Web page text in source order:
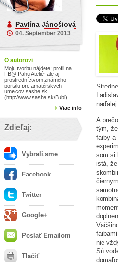
Pavlína Jánošiová
04. September 2013
O autorovi
Moju tvorbu nájdete: profil na
FB@ Pahu Ateliér ale aj
prostredníctvom známeho
portálu pre amatérskych
umelcov sashe.sk
(http://www.sashe.sk/Bubl)....
Viac info
Zdieľaj:
Vybrali.sme
Facebook
Twitter
Google+
Poslať Emailom
Tlačiť
naďalej.
A
tým,
farby a
som si
istá, že
nie
Sú